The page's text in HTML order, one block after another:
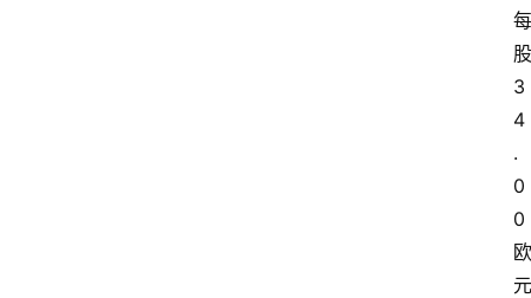
每
股
3
4
.
0
0
欧
元